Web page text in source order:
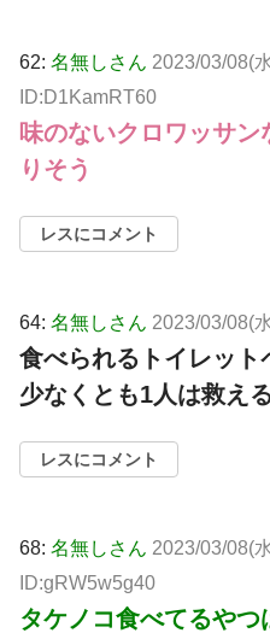
62: 名無しさん 2023/03/08(
ID:D1KamRT60
味のないクロワッサ
りそう
レスにコメント
64: 名無しさん 2023/03/08(
食べられるトイレッ
少なくとも1人は救え
レスにコメント
68: 名無しさん 2023/03/08(
ID:gRW5w5g40
タケノコ食べてるやつ